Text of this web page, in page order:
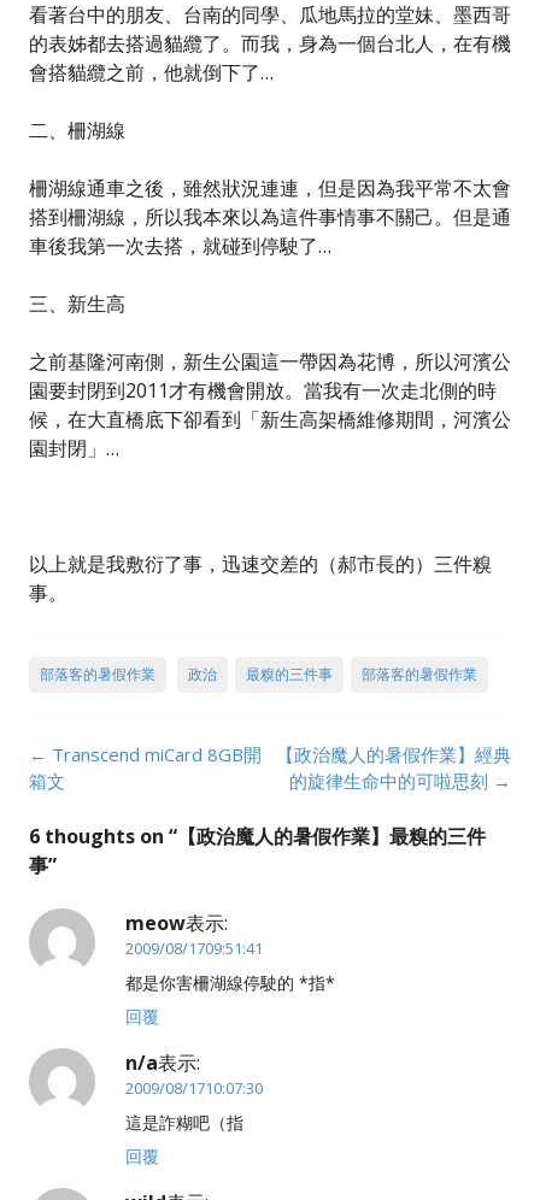
看著台中的朋友、台南的同學、瓜地馬拉的堂妹、墨西哥
的表姊都去搭過貓纜了。而我，身為一個台北人，在有機
會搭貓纜之前，他就倒下了…
二、柵湖線
柵湖線通車之後，雖然狀況連連，但是因為我平常不太會
搭到柵湖線，所以我本來以為這件事情事不關己。但是通
車後我第一次去搭，就碰到停駛了…
三、新生高
之前基隆河南側，新生公園這一帶因為花博，所以河濱公
園要封閉到2011才有機會開放。當我有一次走北側的時
候，在大直橋底下卻看到「新生高架橋維修期間，河濱公
園封閉」…
以上就是我敷衍了事，迅速交差的（郝市長的）三件糗
事。
部落客的暑假作業 政治 最糗的三件事 部落客的暑假作業
Post
navigation
← Transcend miCard 8GB開
箱文
【政治魔人的暑假作業】經典
的旋律生命中的可啦思刻 →
6 thoughts on “ 【政治魔人的暑假作業】最糗的三件
事”
meow表示:
2009/08/1709:51:41
都是你害柵湖線停駛的 *指*
回覆
n/a表示:
2009/08/1710:07:30
這是詐糊吧（指
回覆